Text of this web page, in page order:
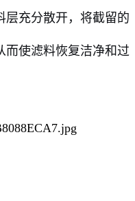
层充分散开，将截留的
而使滤料恢复洁净和过